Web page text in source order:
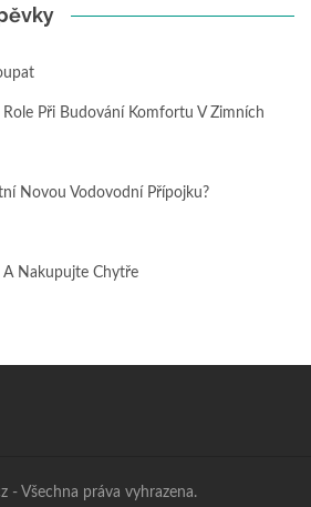
Při Budování Komfortu V Zimních
Novou Vodovodní Přípojku?
A Nakupujte Chytře
- Všechna práva vyhrazena.